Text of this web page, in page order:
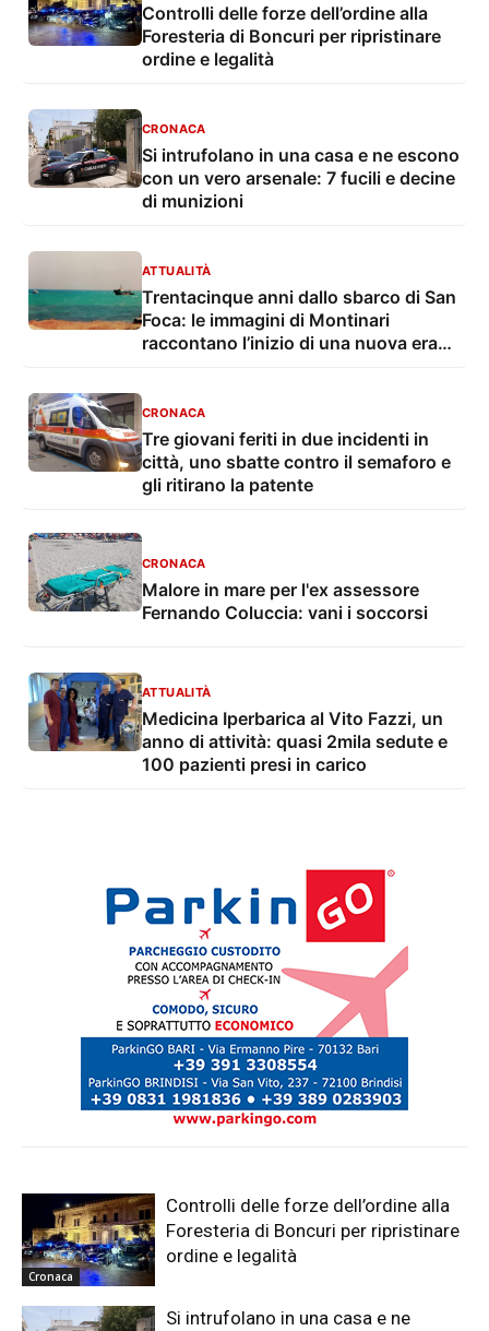
Controlli delle forze dell’ordine alla
Foresteria di Boncuri per ripristinare
ordine e legalità
CRONACA
Si intrufolano in una casa e ne escono
con un vero arsenale: 7 fucili e decine
di munizioni
ATTUALITÀ
Trentacinque anni dallo sbarco di San
Foca: le immagini di Montinari
raccontano l’inizio di una nuova era
CRONACA
Tre giovani feriti in due incidenti in
città, uno sbatte contro il semaforo e
gli ritirano la patente
CRONACA
Malore in mare per l'ex assessore
Fernando Coluccia: vani i soccorsi
ATTUALITÀ
Medicina Iperbarica al Vito Fazzi, un
anno di attività: quasi 2mila sedute e
100 pazienti presi in carico
Cronaca
Controlli delle forze dell’ordine alla
Foresteria di Boncuri per ripristinare
ordine e legalità
Si intrufolano in una casa e ne